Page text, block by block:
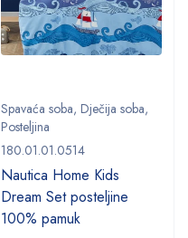
Spavaća soba, Dječija soba,
Posteljina
180.01.01.0514
Nautica Home Kids
Dream Set posteljine
100% pamuk